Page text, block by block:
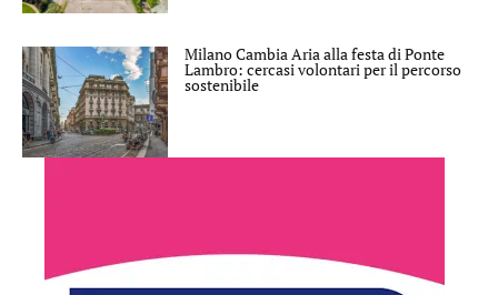
Milano Cambia Aria alla festa di Ponte
Lambro: cercasi volontari per il percorso
sostenibile